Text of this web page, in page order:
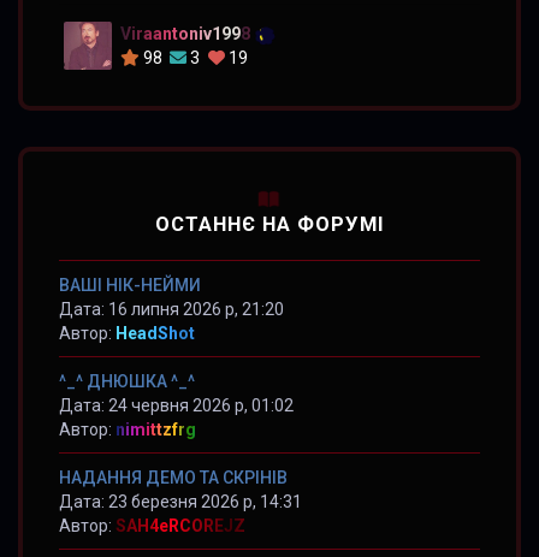
Viraantoniv1998
98
3 19
ОСТАННЄ НА ФОРУМІ
ВАШІ НІК-НЕЙМИ
Дата: 16 липня 2026 р, 21:20
Автор: HeadShot
^_^ ДНЮШКА ^_^
Дата: 24 червня 2026 р, 01:02
Автор: nimittzfrg
НАДАННЯ ДЕМО ТА СКРІНІВ
Дата: 23 березня 2026 р, 14:31
Автор: SAH4eRCOREJZ